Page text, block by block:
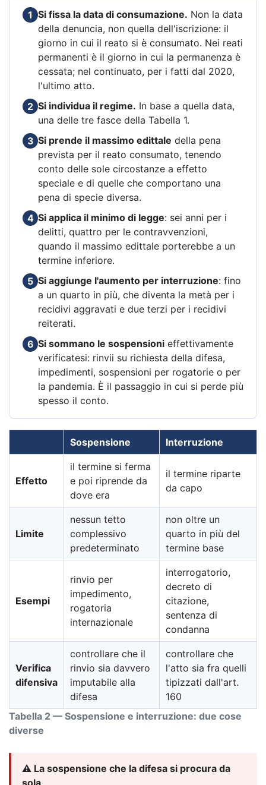
1 Si fissa la data di consumazione. Non la data
della denuncia, non quella dell'iscrizione: il
giorno in cui il reato si è consumato. Nei reati
permanenti è il giorno in cui la permanenza è
cessata; nel continuato, per i fatti dal 2020,
l'ultimo atto.
2 Si individua il regime. In base a quella data,
una delle tre fasce della Tabella 1.
3 Si prende il massimo edittale della pena
prevista per il reato consumato, tenendo
conto delle sole circostanze a effetto
speciale e di quelle che comportano una
pena di specie diversa.
4 Si applica il minimo di legge: sei anni per i
delitti, quattro per le contravvenzioni,
quando il massimo edittale porterebbe a un
termine inferiore.
5 Si aggiunge l'aumento per interruzione: fino
a un quarto in più, che diventa la metà per i
recidivi aggravati e due terzi per i recidivi
reiterati.
6 Si sommano le sospensioni effettivamente
verificatesi: rinvii su richiesta della difesa,
impedimenti, sospensioni per rogatorie o per
la pandemia. È il passaggio in cui si perde più
spesso il conto.
Tabella 2 — Sospensione e interruzione: due cose
diverse
Sospensione Interruzione
Effetto
il termine si ferma
e poi riprende da
dove era
il termine riparte
da capo
Limite
nessun tetto
complessivo
predeterminato
non oltre un
quarto in più del
termine base
Esempi
rinvio per
impedimento,
rogatoria
internazionale
interrogatorio,
decreto di
citazione,
sentenza di
condanna
Verifica
difensiva
controllare che il
rinvio sia davvero
imputabile alla
difesa
controllare che
l'atto sia fra quelli
tipizzati dall'art.
160
⚠️ La sospensione che la difesa si procura da
sola